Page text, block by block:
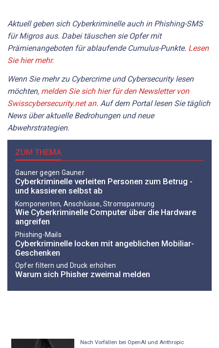
Aktuell geben sich Cyberkriminelle auch in Phishing-SMS
für Migros aus. Dabei täuschen sie Opfer mit
Prämienangeboten für ablaufende Cumulus-Punkte. Lesen
Sie hier mehr.
Wenn Sie mehr zu Cybercrime und Cybersecurity lesen
möchten, melden Sie sich hier für den Newsletter von
Swisscybersecurity.net an. Auf dem Portal lesen Sie täglich
News über aktuelle Bedrohungen und neue
Abwehrstrategien.
ZUM THEMA
Gauner gegen Gauner
Cyberkriminelle verleiten Personen zum Betrug -
und kassieren selbst ab
Komponenten, Anschlüsse, Stromspannung
Wie Cyberkriminelle Computer über die Hardware
angreifen
Phishing-Mails
Cyberkriminelle locken mit angeblichen Mobiliar-
Geschenken
Opfer filtern und Druck erhöhen
Warum sich Phisher zweimal melden
Nach Vorfällen bei OpenAI und Anthropic